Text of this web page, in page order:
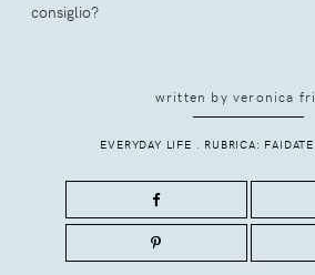
consiglio?
written byveronica
EVERYDAY LIFE . RUBRICA: FAIDATE